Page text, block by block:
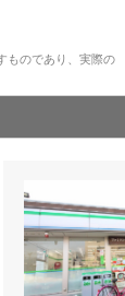
ものであり、実際の